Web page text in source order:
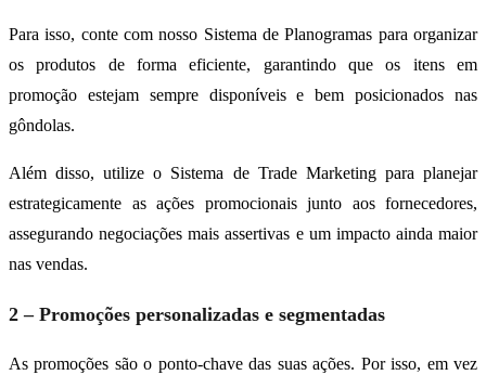
Para isso, conte com nosso Sistema de Planogramas para organizar
os produtos de forma eficiente, garantindo que os itens em
promoção estejam sempre disponíveis e bem posicionados nas
gôndolas.
Além disso, utilize o Sistema de Trade Marketing para planejar
estrategicamente as ações promocionais junto aos fornecedores,
assegurando negociações mais assertivas e um impacto ainda maior
nas vendas.
2 – Promoções personalizadas e segmentadas
As promoções são o ponto-chave das suas ações. Por isso, em vez